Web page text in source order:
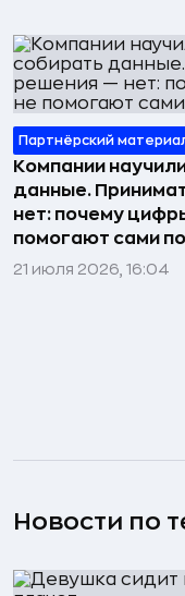
Партнёрский
Компании
данные.
нет: почему
помогают сами
21 июля 2026, 16:04
Новости по